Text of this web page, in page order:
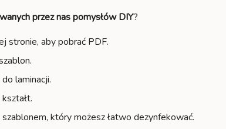
przez nas pomysłów DIY?
stronie, aby pobrać PDF.
laminacji.
który możesz łatwo dezynfekować.